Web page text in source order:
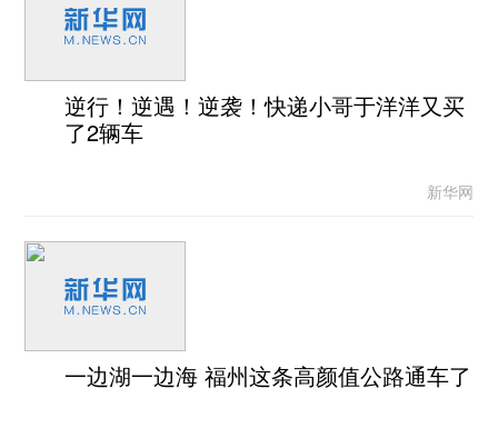
逆行！逆遇！逆袭！快递小哥于洋洋又买
了2辆车
新华网
一边湖一边海 福州这条高颜值公路通车了